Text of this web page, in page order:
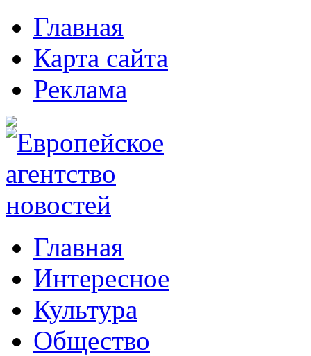
Главная
Карта сайта
Реклама
Главная
Интересное
Культура
Общество